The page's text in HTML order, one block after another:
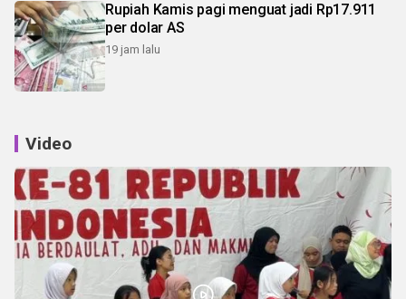
Rupiah Kamis pagi menguat jadi Rp17.911
per dolar AS
19 jam lalu
Video